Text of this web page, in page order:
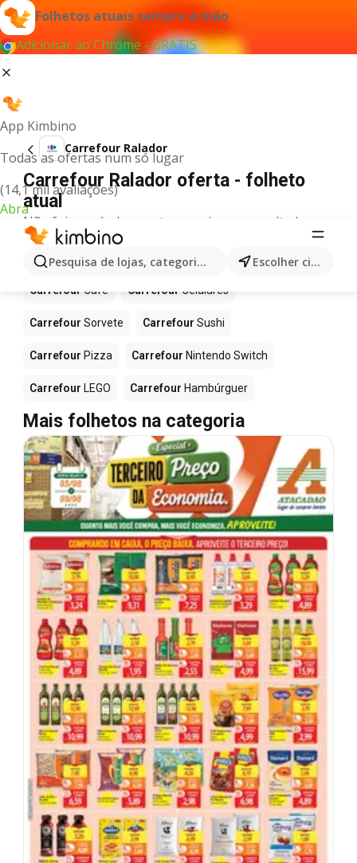
Folhetos atuais sempre à mão
Adicionar ao Chrome - GRÁTIS
App Kimbino
Todas as ofertas num só lugar
(14,1 mil avaliações)
Abra
Pesquisa de lojas, categorias,produtos... Escolher cidade
Carrefour Ralador
Carrefour Ralador oferta - folheto
atual
Não foi possível encontrar quaisquer resultados
para este termo.
Mais produtos em Carrefour
Carrefour Café Carrefour Celulares
Carrefour Sorvete Carrefour Sushi
Carrefour Pizza Carrefour Nintendo Switch
Carrefour LEGO Carrefour Hambúrguer
Mais folhetos na categoria